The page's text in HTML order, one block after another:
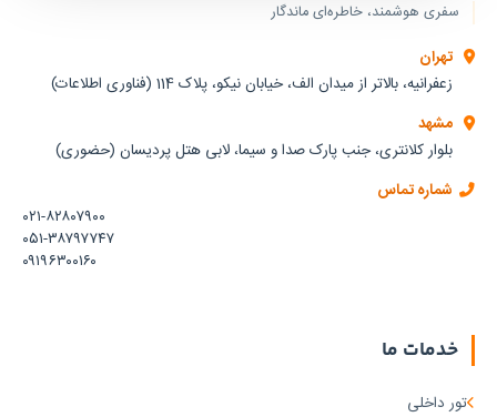
سفری هوشمند، خاطره‌ای ماندگار
تهران
زعفرانیه، بالاتر از میدان الف، خیابان نیکو، پلاک 114 (فناوری اطلاعات)
مشهد
بلوار کلانتری، جنب پارک صدا و سیما، لابی هتل پردیسان (حضوری)
شماره تماس
۰۲۱-۸۲۸۰۷۹۰۰
۰۵۱-۳۸۷۹۷۷۴۷
۰۹۱۹۶۳۰۰۱۶۰
خدمات ما
تور داخلی